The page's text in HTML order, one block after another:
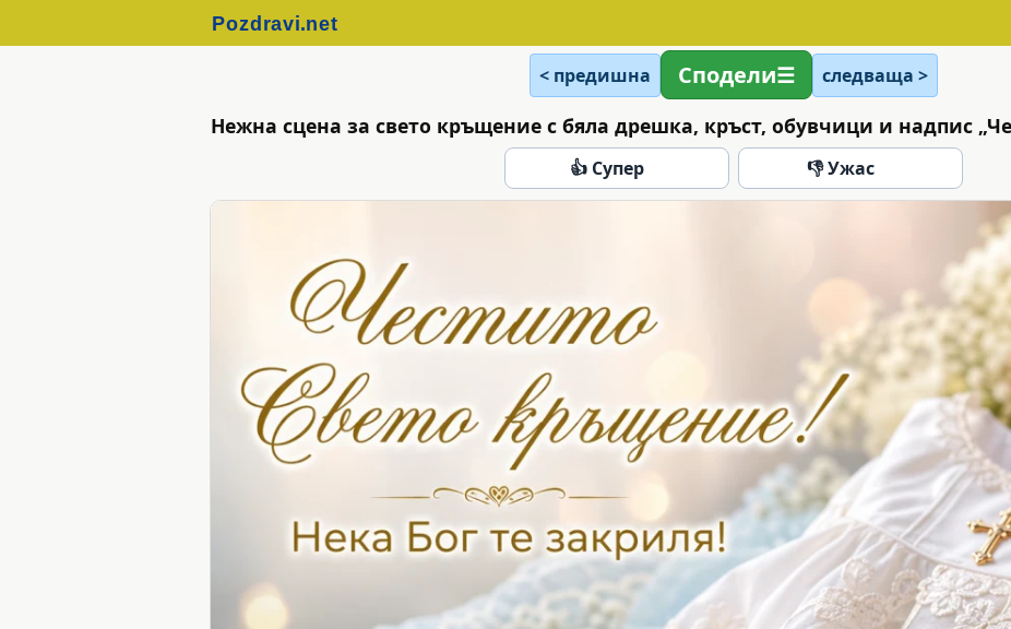
< предишна Сподели следваща >
Нежна сцена за свето кръщение с бяла дрешка, кръст, обувчици и надпис
👍 Супер 👎 Ужас